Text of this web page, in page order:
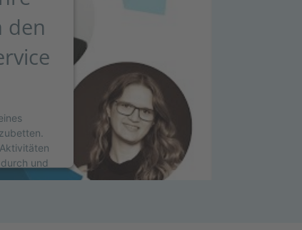
den
und
zu, um